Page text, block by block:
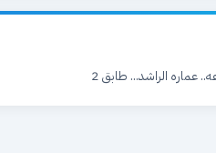
عماره الراشد... طابق 2